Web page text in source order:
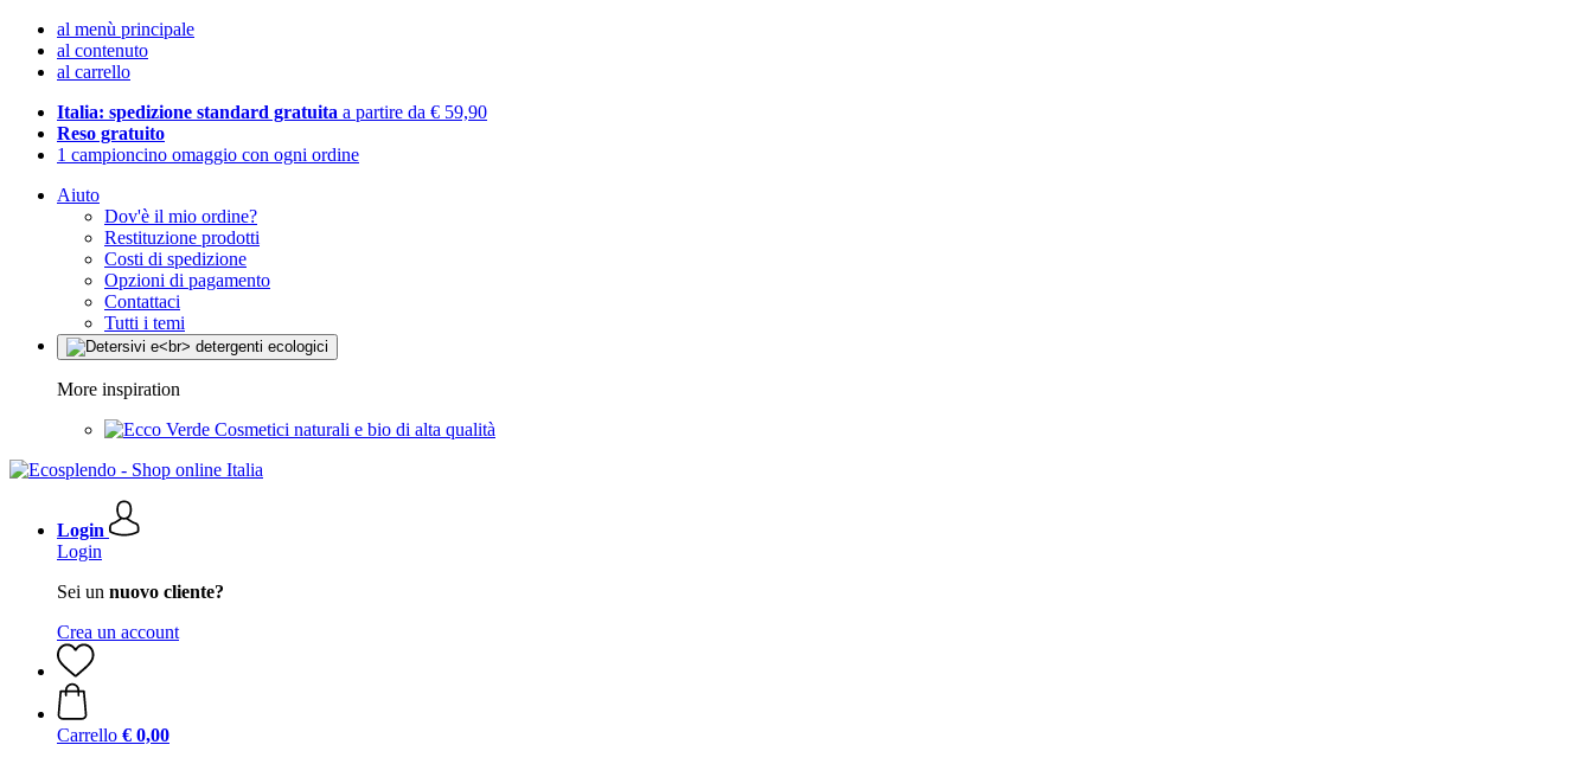
al menù principale
al contenuto
al carrello
Italia: spedizione standard gratuita a partire da € 59,90
Reso gratuito
1 campioncino omaggio con ogni ordine
Aiuto
Dov'è il mio ordine?
Restituzione prodotti
Costi di spedizione
Opzioni di pagamento
Contattaci
Tutti i temi
More inspiration
Cosmetici naturali e bio di alta qualità
Login
Login
Sei un nuovo cliente?
Crea un account
Carrello € 0,00